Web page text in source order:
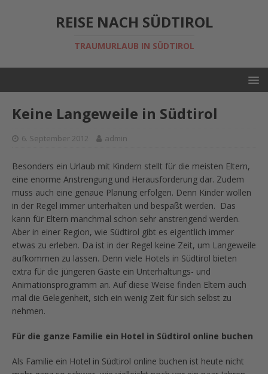
REISE NACH SÜDTIROL
TRAUMURLAUB IN SÜDTIROL
Keine Langeweile in Südtirol
6. September 2012 admin
Besonders ein Urlaub mit Kindern stellt für die meisten Eltern,
eine enorme Anstrengung und Herausforderung dar. Zudem
muss auch eine genaue Planung erfolgen. Denn Kinder wollen
in der Regel immer unterhalten und bespaßt werden. Das
kann für Eltern manchmal schon sehr anstrengend werden.
Aber in einer Region, wie Südtirol gibt es eigentlich immer
etwas zu erleben. Da ist in der Regel keine Zeit, um Langeweile
aufkommen zu lassen. Denn viele Hotels in Südtirol bieten
extra für die jüngeren Gäste ein Unterhaltungs- und
Animationsprogramm an. Auf diese Weise finden Eltern auch
mal die Gelegenheit, sich ein wenig Zeit für sich selbst zu
nehmen.
Für die ganze Familie ein Hotel in Südtirol online buchen
Als Familie ein Hotel in Südtirol online buchen ist heute nicht